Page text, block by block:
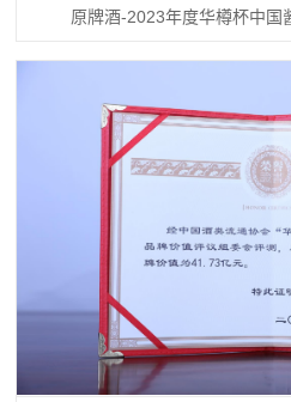
原牌酒-2023年度华樽杯中国